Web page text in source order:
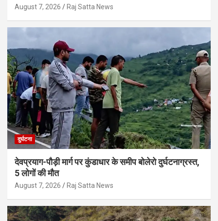
August 7, 2026 Raj Satta News
दुर्घटना
देवप्रयाग-पौड़ी मार्ग पर कुंडाधार के समीप बोलेरो दुर्घटनाग्रस्त,
5 लोगों की मौत
August 7, 2026 Raj Satta News